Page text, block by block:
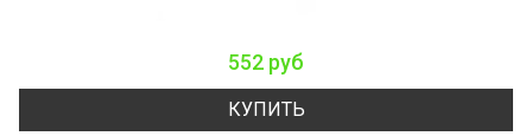
552 руб
КУПИТЬ